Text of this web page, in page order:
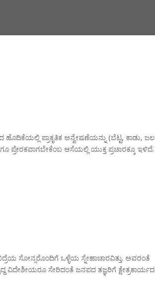
ಪ್ರಾಕೃತಿಕ ಅನ್ವೇಷಣೆಯನ್ನು (ಬೆಟ್ಟ, ಕಾಡು,
ಆಸೆಯಲ್ಲಿ ಯುಕ್ತ ಪ್ರಚಾರಕ್ಕೂ
ಸೋನ್ಸರೊಂದಿಗೆ ಒಳ್ಳೆಯ ಸ್ನೇಹಾಚಾರವಿತ್ತು. ಅವರಂತೆ
ವಿದೇಶೀಯರೂ ಸೇರಿದಂತೆ ಜನಪದ ತಜ್ಞರಿಗೆ